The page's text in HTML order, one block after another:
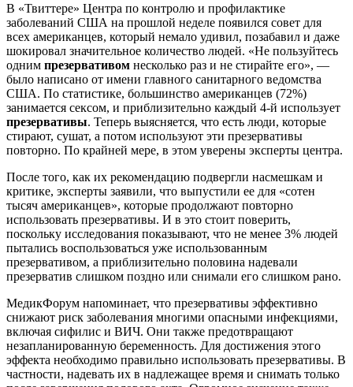
В «Твиттере» Центра по контролю и профилактике
заболеваний США на прошлой неделе появился совет для
всех американцев, который немало удивил, позабавил и даже
шокировал значительное количество людей. «Не пользуйтесь
одним презервативом несколько раз и не стирайте его», —
было написано от имени главного санитарного ведомства
США. По статистике, большинство американцев (72%)
занимается сексом, и приблизительно каждый 4-й использует
презервативы. Теперь выясняется, что есть люди, которые
стирают, сушат, а потом используют эти презервативы
повторно. По крайней мере, в этом уверены эксперты центра.
После того, как их рекомендацию подвергли насмешкам и
критике, эксперты заявили, что выпустили ее для «сотен
тысяч американцев», которые продолжают повторно
использовать презервативы. И в это стоит поверить,
поскольку исследования показывают, что не менее 3% людей
пытались воспользоваться уже использованным
презервативом, а приблизительно половина надевали
презерватив слишком поздно или снимали его слишком рано.
МедикФорум напоминает, что презервативы эффективно
снижают риск заболевания многими опасными инфекциями,
включая сифилис и ВИЧ. Они также предотвращают
незапланированную беременность. Для достижения этого
эффекта необходимо правильно использовать презервативы. В
частности, надевать их в надлежащее время и снимать только